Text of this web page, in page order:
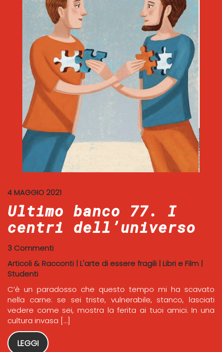
4 MAGGIO 2021
Ultimo banco 77. I
centri dell’universo
3 Commenti
Articoli & Racconti | L'arte di essere fragili | Libri e Film |
Studenti
C’è un paradosso che questo tempo mi ha scavato
nella carne: se sei triste, vulnerabile, stanco, lasciati
vedere come sei, mostra la ferita ai tuoi amici. In una
cultura invasa […]
LEGGI